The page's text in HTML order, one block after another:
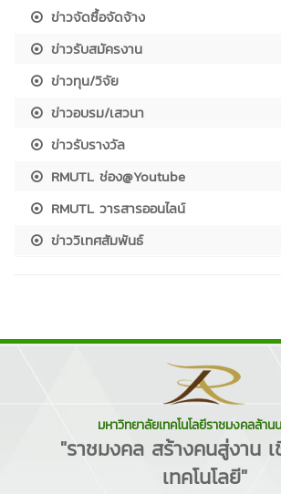
ข่าวจัดซื้อจัดจ้าง
ข่าวรับสมัครงาน
ข่าวทุน/วิจัย
ข่าวอบรม/เสวนา
ข่าวรับรางวัล
RMUTL ช่อง@Youtube
RMUTL วารสารออนไลน์
ข่าววิเทศสัมพันธ์
มหาวิทยาลัยเทคโนโลยีราชมงคลล้าน
"ราชมงคล สร้างคนสู่งาน
เทคโนโลยี"